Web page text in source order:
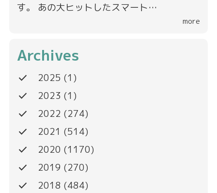
す。 あの大ヒットしたスマート…
more
Archives
done 2025 (1)
done 2023 (1)
done 2022 (274)
done 2021 (514)
done 2020 (1170)
done 2019 (270)
done 2018 (484)